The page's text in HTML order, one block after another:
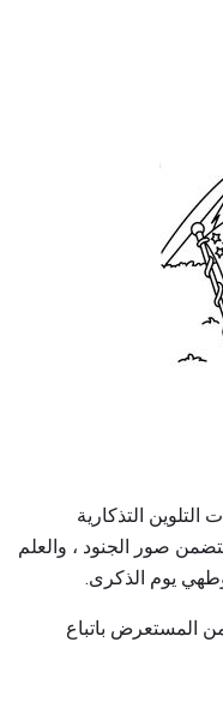
التذكارية
صور الجنود ، والعلم
وطهي يوم الذكرى.
المستعرض باتباع